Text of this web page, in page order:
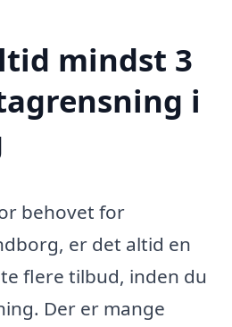
mindst 3
i
behovet for
er det altid en
flere tilbud, inden du
Der er mange